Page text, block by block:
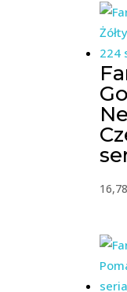
16,78